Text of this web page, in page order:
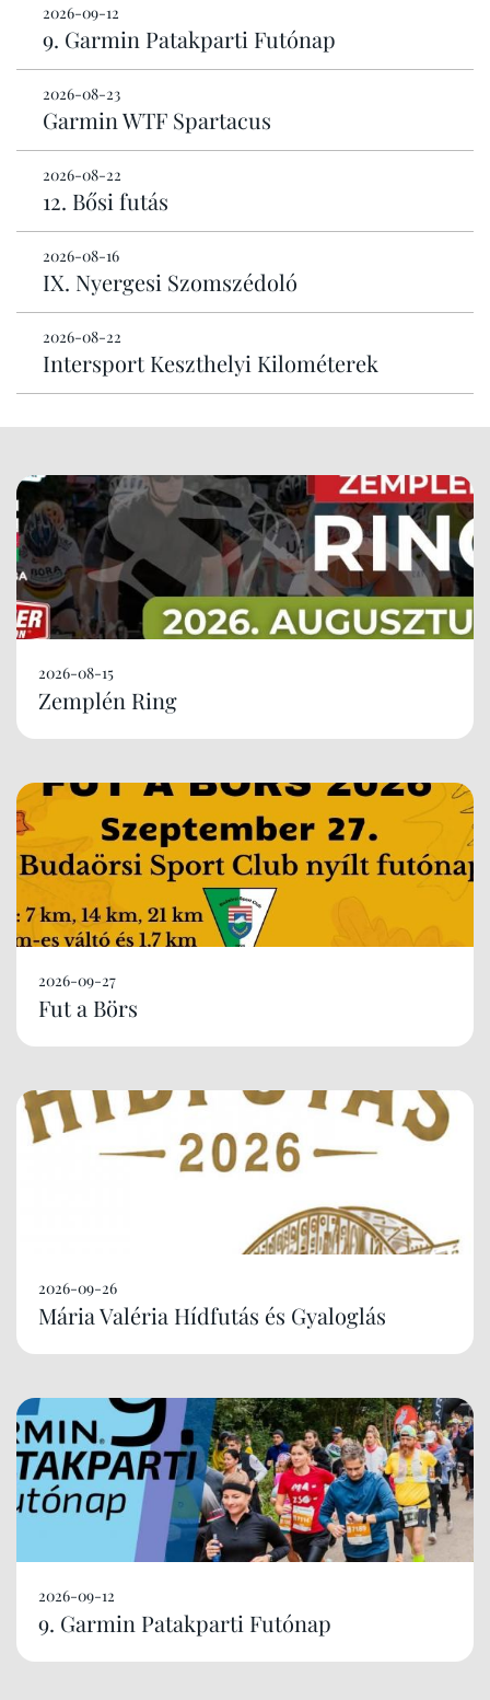
2026-09-12
9. Garmin Patakparti Futónap
2026-08-23
Garmin WTF Spartacus
2026-08-22
12. Bősi futás
2026-08-16
IX. Nyergesi Szomszédoló
2026-08-22
Intersport Keszthelyi Kilométerek
2026-08-15
Zemplén Ring
2026-09-27
Fut a Börs
2026-09-26
Mária Valéria Hídfutás és Gyaloglás
2026-09-12
9. Garmin Patakparti Futónap